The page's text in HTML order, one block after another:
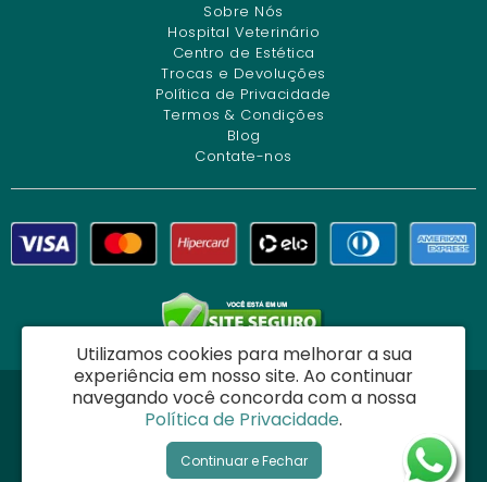
Sobre Nós
Hospital Veterinário
Centro de Estética
Trocas e Devoluções
Política de Privacidade
Termos & Condições
Blog
Contate-nos
Dog Charme Center Comércio e Serviços Veterinários Ltda - CNPJ:
34.261.271/0001-12
Ladeira do Acupe, 50 - Acupe - Salvador / BA - CEP: 40290-160
Semeve © 2026
Utilizamos cookies para melhorar a sua
experiência em nosso site. Ao continuar
navegando você concorda com a nossa
Política de Privacidade.
Continuar e Fechar